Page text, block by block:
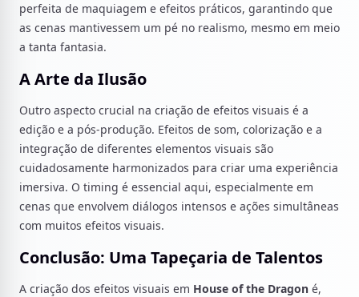
perfeita de maquiagem e efeitos práticos, garantindo que
as cenas mantivessem um pé no realismo, mesmo em meio
a tanta fantasia.
A Arte da Ilusão
Outro aspecto crucial na criação de efeitos visuais é a
edição e a pós-produção. Efeitos de som, colorização e a
integração de diferentes elementos visuais são
cuidadosamente harmonizados para criar uma experiência
imersiva. O timing é essencial aqui, especialmente em
cenas que envolvem diálogos intensos e ações simultâneas
com muitos efeitos visuais.
Conclusão: Uma Tapeçaria de Talentos
A criação dos efeitos visuais em House of the Dragon é,